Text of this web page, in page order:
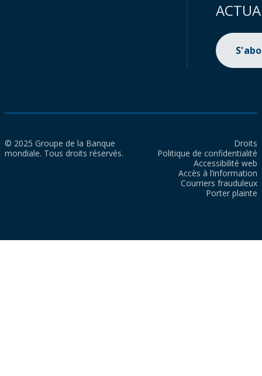
© 2025 Groupe de la Banque
mondiale. Tous droits réservés.
Droits
Politique de confidentialité
Accessibilité web
Accès à l’information
Courriers frauduleux
Porter plainte